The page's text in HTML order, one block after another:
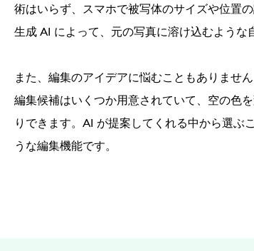
術はいらず、スマホで被写体のサイズや位置
生成 AI によって、元の写真に溶け込むような
また、編集のアイデアに悩むこともありませ
編集候補はいくつか用意されていて、空の色
りできます。AI が提案してくれる中から選ぶ
うな編集機能です。